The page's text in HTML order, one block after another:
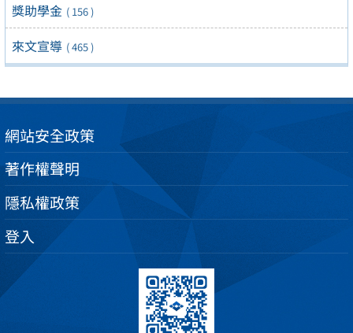
獎助學金 ( 156 )
來文宣導 ( 465 )
網站安全政策
著作權聲明
隱私權政策
登入